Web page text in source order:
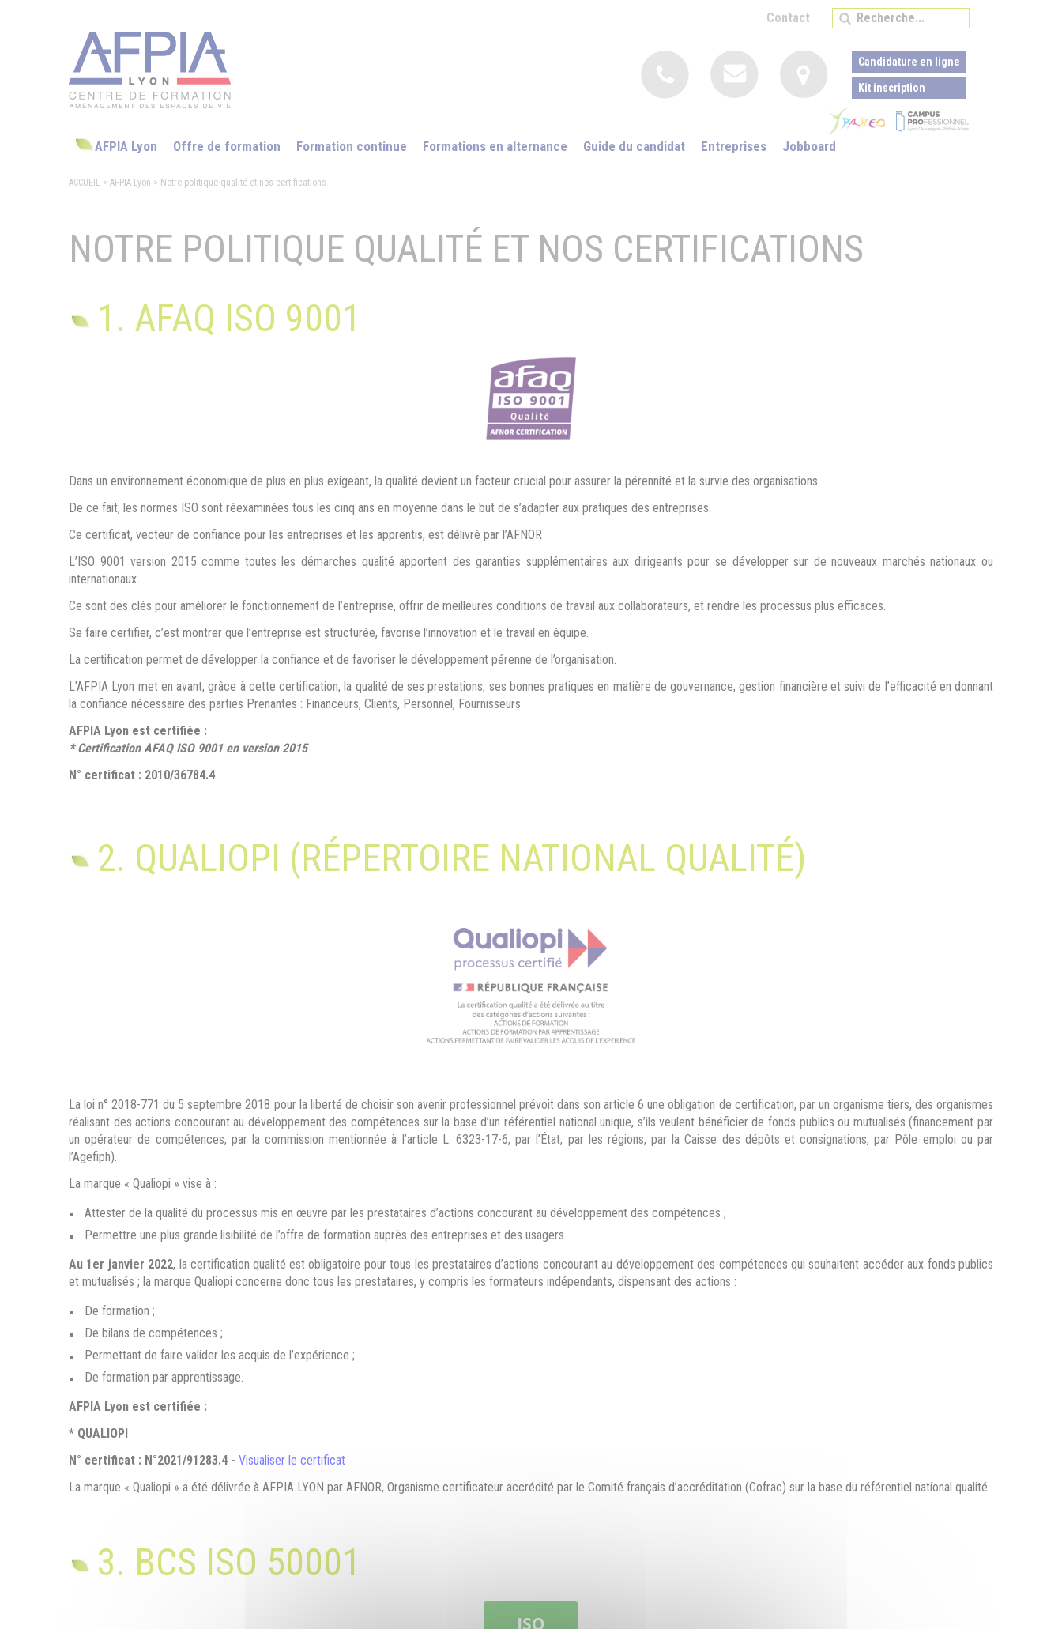
Contact
Candidature en ligne
Kit inscription
AFPIA Lyon Offre de formation Formation continue Formations en alternance Guide du candidat Entreprises Jobboard
ACCUEIL > AFPIA Lyon > Notre politique qualité et nos certifications
NOTRE POLITIQUE QUALITÉ ET NOS CERTIFICATIONS
1. AFAQ ISO 9001
Dans un environnement économique de plus en plus exigeant, la qualité devient un facteur crucial pour assurer la pérennité et la survie des organisations.
De ce fait, les normes ISO sont réexaminées tous les cinq ans en moyenne dans le but de s’adapter aux pratiques des entreprises.
Ce certificat, vecteur de confiance pour les entreprises et les apprentis, est délivré par l’AFNOR
L’ISO 9001 version 2015 comme toutes les démarches qualité apportent des garanties supplémentaires aux dirigeants pour se développer sur de nouveaux marchés nationaux ou
internationaux.
Ce sont des clés pour améliorer le fonctionnement de l’entreprise, offrir de meilleures conditions de travail aux collaborateurs, et rendre les processus plus efficaces.
Se faire certifier, c’est montrer que l’entreprise est structurée, favorise l’innovation et le travail en équipe.
La certification permet de développer la confiance et de favoriser le développement pérenne de l’organisation.
L'AFPIA Lyon met en avant, grâce à cette certification, la qualité de ses prestations, ses bonnes pratiques en matière de gouvernance, gestion financière et suivi de l’efficacité en donnant
la confiance nécessaire des parties Prenantes : Financeurs, Clients, Personnel, Fournisseurs
AFPIA Lyon est certifiée :
* Certification AFAQ ISO 9001 en version 2015
N° certificat : 2010/36784.4
2. QUALIOPI (RÉPERTOIRE NATIONAL QUALITÉ)
La loi n° 2018-771 du 5 septembre 2018 pour la liberté de choisir son avenir professionnel prévoit dans son article 6 une obligation de certification, par un organisme tiers, des organismes
réalisant des actions concourant au développement des compétences sur la base d’un référentiel national unique, s’ils veulent bénéficier de fonds publics ou mutualisés (financement par
un opérateur de compétences, par la commission mentionnée à l’article L. 6323-17-6, par l’État, par les régions, par la Caisse des dépôts et consignations, par Pôle emploi ou par
l’Agefiph).
La marque « Qualiopi » vise à :
Attester de la qualité du processus mis en œuvre par les prestataires d’actions concourant au développement des compétences ;
Permettre une plus grande lisibilité de l’offre de formation auprès des entreprises et des usagers.
Au 1er janvier 2022, la certification qualité est obligatoire pour tous les prestataires d’actions concourant au développement des compétences qui souhaitent accéder aux fonds publics
et mutualisés ; la marque Qualiopi concerne donc tous les prestataires, y compris les formateurs indépendants, dispensant des actions :
De formation ;
De bilans de compétences ;
Permettant de faire valider les acquis de l’expérience ;
De formation par apprentissage.
AFPIA Lyon est certifiée :
* QUALIOPI
N° certificat : N°2021/91283.4 - Visualiser le certificat
La marque « Qualiopi » a été délivrée à AFPIA LYON par AFNOR, Organisme certificateur accrédité par le Comité français d’accréditation (Cofrac) sur la base du référentiel national qualité.
3. BCS ISO 50001